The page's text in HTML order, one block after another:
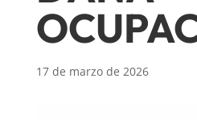
17 de marzo de 2026